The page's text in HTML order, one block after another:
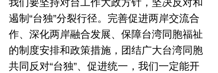
遏制“台独”分裂行径。完善促进两岸交流合
作、深化两岸融合发展、保障台湾同胞福祉
的制度安排和政策措施，团结广大台湾同胞
共同反对“台独”、促进统一，我们一定能开